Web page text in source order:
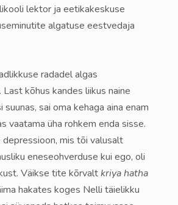
lektor ja eetikakeskuse
algatuse eestvedaja
radadel algas
kõhus kandes liikus naine
suunas, sai oma kehaga aina enam
vaatama üha rohkem enda sisse.
depressioon, mis tõi valusalt
eneseohverduse kui ego, oli
Väikse tite kõrvaltkriya hatha
hakates koges Nelli täielikku